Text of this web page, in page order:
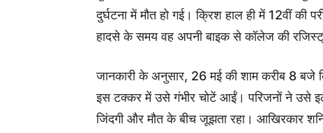
दुर्घटना में मौत हो गई। क्रिश हाल ही में 12वीं की
हादसे के समय वह अपनी बाइक से कॉलेज की
जानकारी के अनुसार, 26 मई की शाम करीब 8 बजे
इस टक्कर में उसे गंभीर चोटें आईं। परिजनों ने उसे
जिंदगी और मौत के बीच जूझता रहा। आखिरकार